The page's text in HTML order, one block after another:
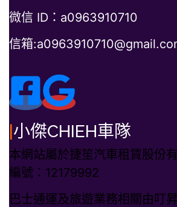
微信 ID：a0963910710
信箱
|小傑CHIEH車隊
本網站屬於捷笙汽車租賃股份
編號：12179992
巴士通運及旅遊業務相關由叮